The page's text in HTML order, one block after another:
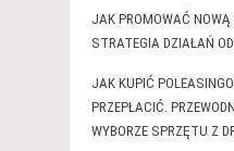
JAK PROMOWAĆ
STRATEGIA DZIAŁAŃ
JAK KUPIĆ
PRZEPŁACIĆ.
WYBORZE SPRZĘTU Z